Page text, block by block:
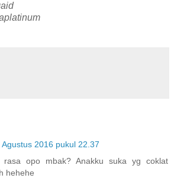
Agustus 2016 pukul 22.37
rasa opo mbak? Anakku suka yg coklat
hehehe